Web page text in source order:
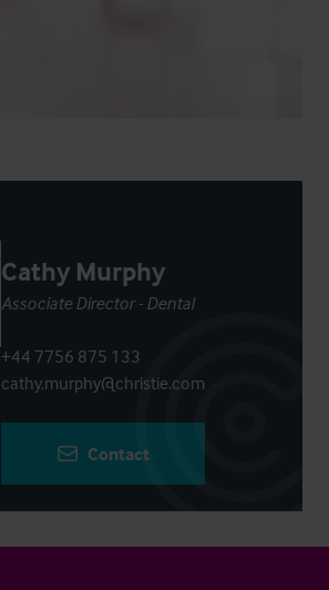
Cathy Murphy
Associate Director - Dental
+44 7756 875 133
cathy.murphy@christie.com
Contact